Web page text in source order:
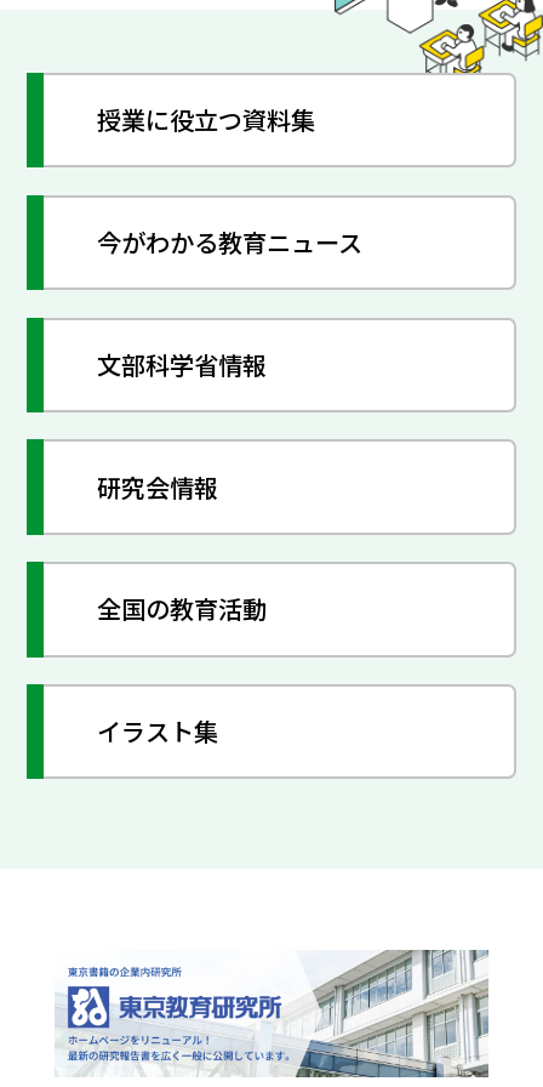
授業に役立つ資料集
今がわかる教育ニュース
文部科学省情報
研究会情報
全国の教育活動
イラスト集